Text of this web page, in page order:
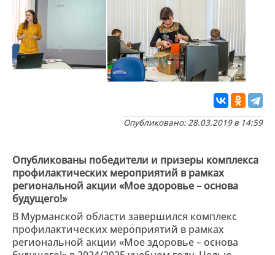
Опубликовано: 28.03.2019 в 14:59
Опубликованы победители и призеры комплекса
профилактических мероприятий в рамках
региональной акции «Мое здоровье – основа
будущего!»
В Мурманской области завершился комплекс
профилактических мероприятий в рамках
региональной акции «Мое здоровье – основа